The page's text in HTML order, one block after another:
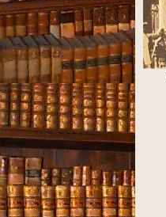
uma cidade emTr